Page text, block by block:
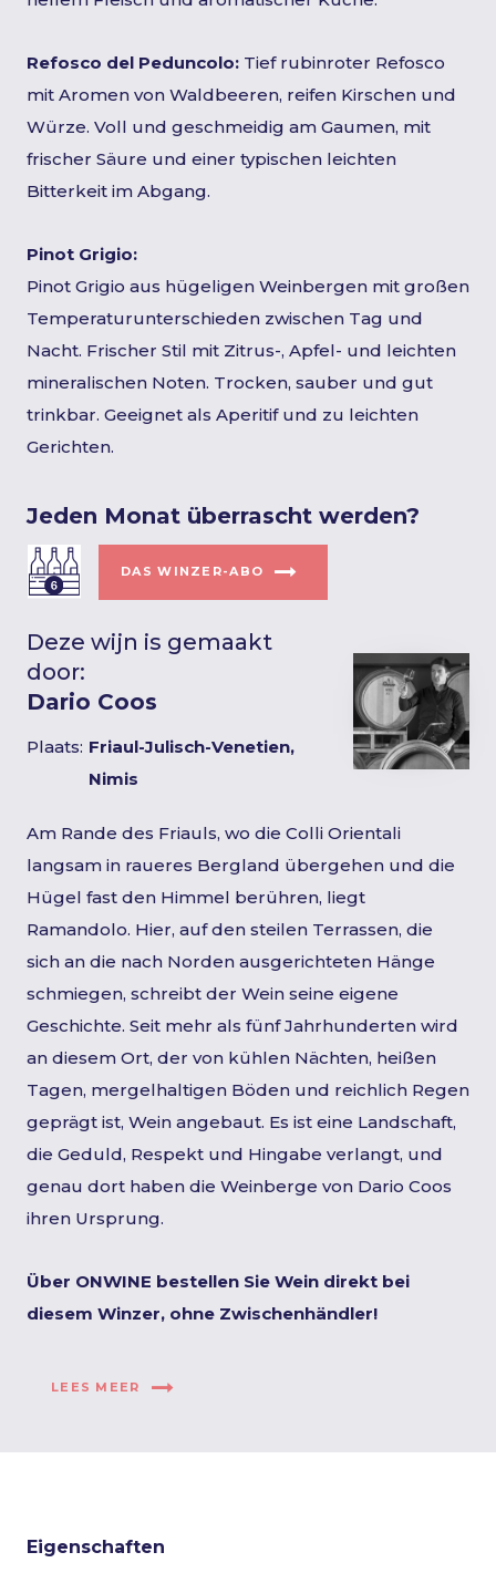
Refosco del Peduncolo: Tief rubinroter Refosco
mit Aromen von Waldbeeren, reifen Kirschen und
Würze. Voll und geschmeidig am Gaumen, mit
frischer Säure und einer typischen leichten
Bitterkeit im Abgang.
Pinot Grigio:
Pinot Grigio aus hügeligen Weinbergen mit großen
Temperaturunterschieden zwischen Tag und
Nacht. Frischer Stil mit Zitrus-, Apfel- und leichten
mineralischen Noten. Trocken, sauber und gut
trinkbar. Geeignet als Aperitif und zu leichten
Gerichten.
Jeden Monat überrascht werden?
DAS WINZER-ABO
Deze wijn is gemaakt
door:
Dario Coos
Plaats: Friaul-Julisch-Venetien,
Nimis
Am Rande des Friauls, wo die Colli Orientali
langsam in raueres Bergland übergehen und die
Hügel fast den Himmel berühren, liegt
Ramandolo. Hier, auf den steilen Terrassen, die
sich an die nach Norden ausgerichteten Hänge
schmiegen, schreibt der Wein seine eigene
Geschichte. Seit mehr als fünf Jahrhunderten wird
an diesem Ort, der von kühlen Nächten, heißen
Tagen, mergelhaltigen Böden und reichlich Regen
geprägt ist, Wein angebaut. Es ist eine Landschaft,
die Geduld, Respekt und Hingabe verlangt, und
genau dort haben die Weinberge von Dario Coos
ihren Ursprung.
Über ONWINE bestellen Sie Wein direkt bei
diesem Winzer, ohne Zwischenhändler!
LEES MEER
Eigenschaften